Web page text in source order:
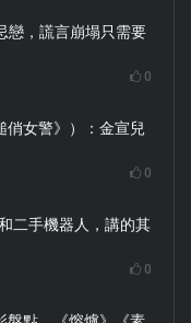
戀，謊言崩塌只需要
0
俏女警》）：金宣兒
0
二手機器人，講的其
0